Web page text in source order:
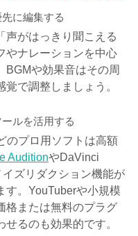
に編集する
声がはっきり聞こえる
やナレーションを中心
BGMや効果音はその周
覚で調整しましょう。
ルを活用する
のプロ用ソフトは高額
AuditionやDaVinci
ズリダクション機能が
す。YouTuberや小規模
格または無料のプラグ
せるのも効果的です。